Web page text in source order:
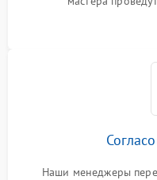
Наши менеджеры